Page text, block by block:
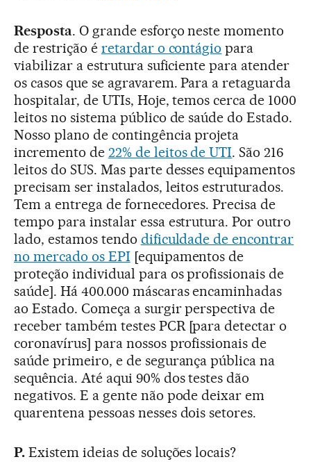
Resposta. O grande esforço neste momento
de restrição é retardar o contágio para
viabilizar a estrutura suficiente para atender
os casos que se agravarem. Para a retaguarda
hospitalar, de UTIs, Hoje, temos cerca de 1000
leitos no sistema público de saúde do Estado.
Nosso plano de contingência projeta
incremento de 22% de leitos de UTI. São 216
leitos do SUS. Mas parte desses equipamentos
precisam ser instalados, leitos estruturados.
Tem a entrega de fornecedores. Precisa de
tempo para instalar essa estrutura. Por outro
lado, estamos tendo dificuldade de encontrar
no mercado os EPI [equipamentos de
proteção individual para os profissionais de
saúde]. Há 400.000 máscaras encaminhadas
ao Estado. Começa a surgir perspectiva de
receber também testes PCR [para detectar o
coronavírus] para nossos profissionais de
saúde primeiro, e de segurança pública na
sequência. Até aqui 90% dos testes dão
negativos. E a gente não pode deixar em
quarentena pessoas nesses dois setores.
P. Existem ideias de soluções locais?